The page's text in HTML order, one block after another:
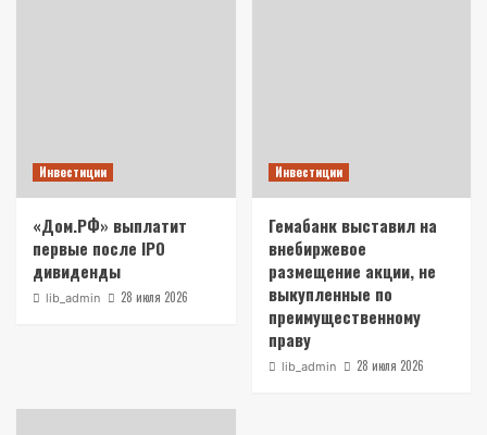
Инвестиции
«Дом.РФ» выплатит
первые после IPO
дивиденды
lib_admin 28 июля 2026
Инвестиции
Гемабанк выставил на
внебиржевое
размещение акции, не
выкупленные по
преимущественному
праву
lib_admin 28 июля 2026